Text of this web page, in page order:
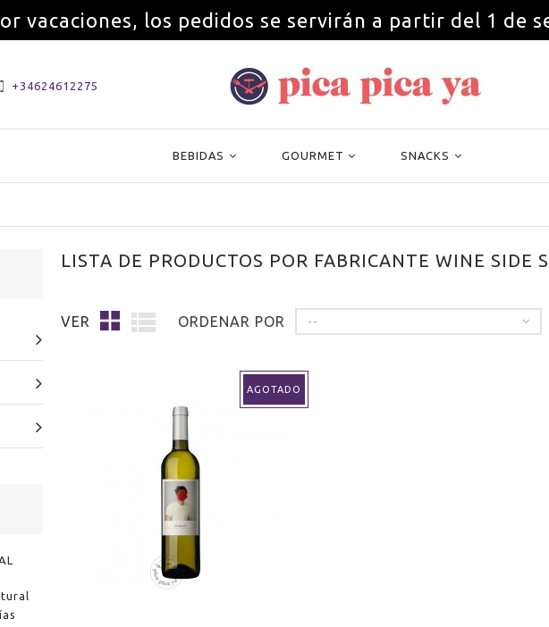
vacaciones, los pedidos se servirán a partir del 1 de
+34624612275
BEBIDAS GOURMET SNACKS
LISTA DE PRODUCTOS POR FABRICANTE WINE SIDE
VER ORDENAR POR --
AGOTADO